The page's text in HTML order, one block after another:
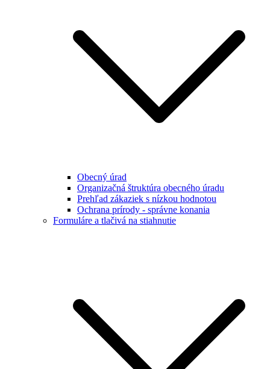
Obecný úrad
Organizačná štruktúra obecného úradu
Prehľad zákaziek s nízkou hodnotou
Ochrana prírody - správne konania
Formuláre a tlačivá na stiahnutie